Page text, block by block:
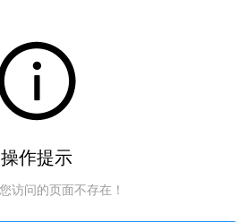
操作提示
访问的页面不存在！